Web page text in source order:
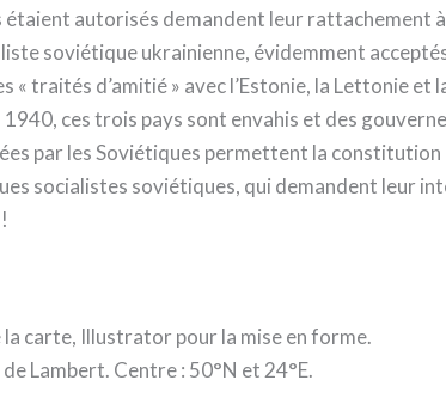
autorisés demandent leur rattachement
soviétique ukrainienne, évidemment
« traités d’amitié » avec l’Estonie, la Lettonie
ces trois pays sont envahis et des
par les Soviétiques permettent la
socialistes soviétiques, qui demandent leur
carte, Illustrator pour la mise en forme.
Lambert. Centre : 50°N et 24°E.